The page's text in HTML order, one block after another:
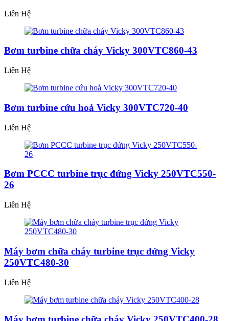
Liên Hệ
Bơm turbine chữa cháy Vicky 300VTC860-43
Liên Hệ
Bơm turbine cứu hoả Vicky 300VTC720-40
Liên Hệ
Bơm PCCC turbine trục đứng Vicky 250VTC550-
26
Liên Hệ
Máy bơm chữa cháy turbine trục đứng Vicky
250VTC480-30
Liên Hệ